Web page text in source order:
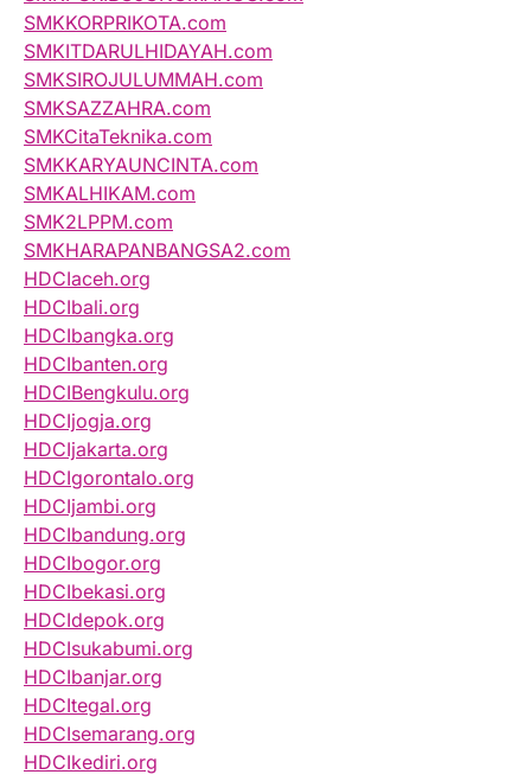
SMKKORPRIKOTA.com
SMKITDARULHIDAYAH.com
SMKSIROJULUMMAH.com
SMKSAZZAHRA.com
SMKCitaTeknika.com
SMKKARYAUNCINTA.com
SMKALHIKAM.com
SMK2LPPM.com
SMKHARAPANBANGSA2.com
HDCIaceh.org
HDCIbali.org
HDCIbangka.org
HDCIbanten.org
HDCIBengkulu.org
HDCIjogja.org
HDCIjakarta.org
HDCIgorontalo.org
HDCIjambi.org
HDCIbandung.org
HDCIbogor.org
HDCIbekasi.org
HDCIdepok.org
HDCIsukabumi.org
HDCIbanjar.org
HDCItegal.org
HDCIsemarang.org
HDCIkediri.org